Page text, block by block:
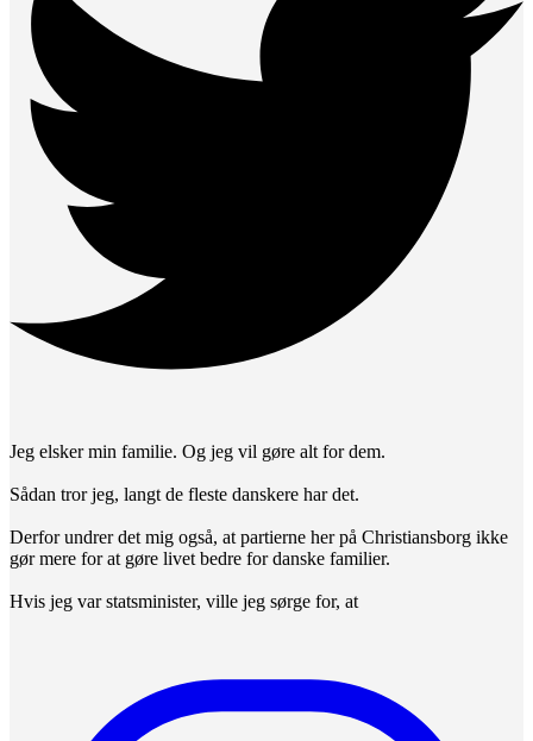
Jeg elsker min familie. Og jeg vil gøre alt for dem.
Sådan tror jeg, langt de fleste danskere har det.
Derfor undrer det mig også, at partierne her på Christiansborg ikke
gør mere for at gøre livet bedre for danske familier.
Hvis jeg var statsminister, ville jeg sørge for, at